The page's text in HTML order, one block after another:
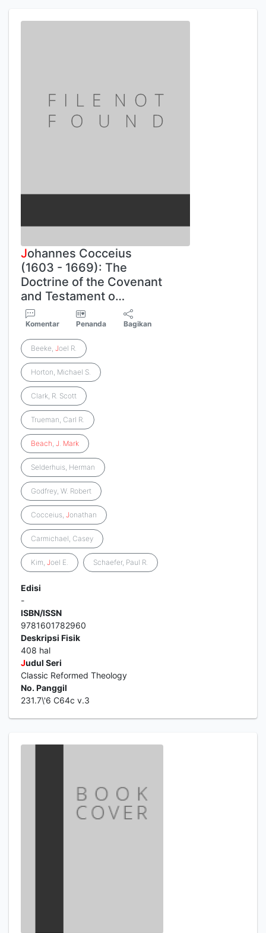
Johannes Cocceius
(1603 - 1669): The
Doctrine of the Covenant
and Testament o…
Komentar Penanda Bagikan
Beeke, Joel R.
Horton, Michael S.
Clark, R. Scott
Trueman, Carl R.
Beach, J. Mark
Selderhuis, Herman
Godfrey, W. Robert
Cocceius, Jonathan
Carmichael, Casey
Kim, Joel E. Schaefer, Paul R.
Edisi
-
ISBN/ISSN
9781601782960
Deskripsi Fisik
408 hal
Judul Seri
Classic Reformed Theology
No. Panggil
231.7\'6 C64c v.3